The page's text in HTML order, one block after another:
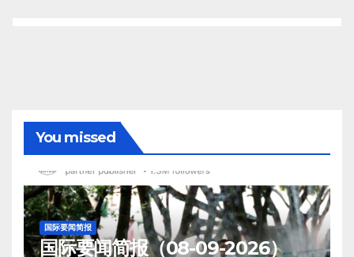
You missed
国际要闻简报
国际要闻简报（08-09-2026）